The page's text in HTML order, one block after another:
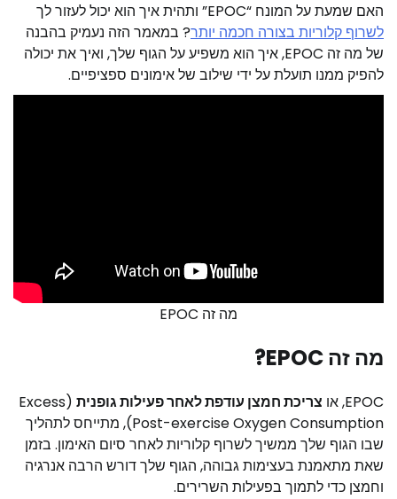
האם שמעת על המונח “EPOC” ותהית איך הוא יכול לעזור לך
לשרוף קלוריות בצורה חכמה יותר? במאמר הזה נעמיק בהבנה
של מה זה EPOC, איך הוא משפיע על הגוף שלך, ואיך את יכולה
להפיק ממנו תועלת על ידי שילוב של אימונים ספציפיים.
מה זה EPOC
מה זה EPOC?
EPOC, או צריכת חמצן עודפת לאחר פעילות גופנית (Excess
Post-exercise Oxygen Consumption), מתייחס לתהליך
שבו הגוף שלך ממשיך לשרוף קלוריות לאחר סיום האימון. בזמן
שאת מתאמנת בעצימות גבוהה, הגוף שלך דורש הרבה אנרגיה
וחמצן כדי לתמוך בפעילות השרירים.